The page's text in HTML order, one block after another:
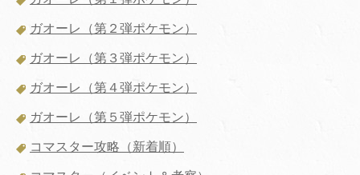
ガオーレ（第２弾ポケモン）
ガオーレ（第３弾ポケモン）
ガオーレ（第４弾ポケモン）
ガオーレ（第５弾ポケモン）
コマスター攻略（新着順）